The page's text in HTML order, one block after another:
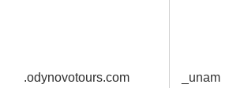
.odynovotours.com _unam